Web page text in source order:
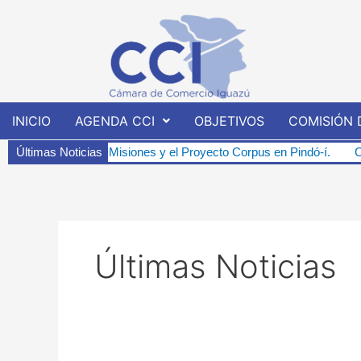
INICIO AGENDA CCI OBJETIVOS COMISIÓN
Últimas Noticias
y el Proyecto Corpus en Pindó-í. Charla Informativa
Últimas Noticias